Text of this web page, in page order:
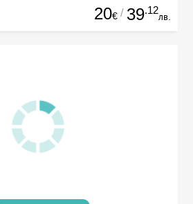
20€ / 39.12
лв.